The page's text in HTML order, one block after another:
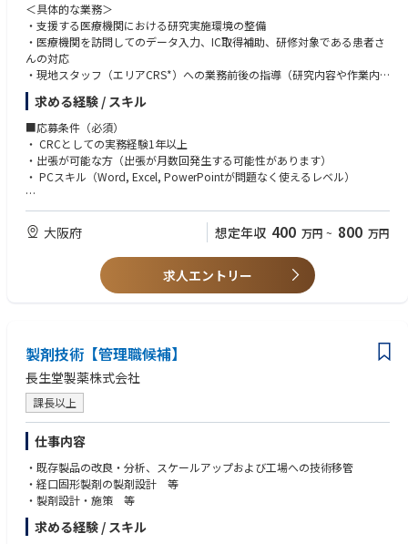
＜具体的な業務＞
・支援する医療機関における研究実施環境の整備
・医療機関を訪問してのデータ入力、IC取得補助、研修対象である患者さ
んの対応
・現地スタッフ（エリアCRS*）への業務前後の指導（研究内容や作業内
容の説明、質問への回答など）および業務マネジメント
・クライアント対応窓口
・担当プロジェクトの進捗管理
・経験に応じてPLとして担当プロジェクトの進捗管理
*エリアCRS：担当業務と担当地域を特定したCRCスタッフです。看護師や
薬剤師等の医療従事者の方が多く、20代の方から定年退職された60代の方
おいて、データ入力業務や、同意説明補助業務、研究対象者対応業務など
を担っていただきます。エリアCRSのマネジメント・指導し、施設支援を
責任もって推進していただくことにも対応頂きたいと思います。
求める経験 / スキル
■応募条件（必須）
・ CRCとしての実務経験1年以上
・出張が可能な方（出張が月数回発生する可能性があります）
・ PCスキル（Word, Excel, PowerPointが問題なく使えるレベル）
■応募条件（尚可）
・ 組織でのリーダー、マネージャーとしての経験
・ 標準業務手順書作成、設置、業務マニュアルなど各種業務文書、施設・
組織インフラの企画・運営経験
・ 新人CRCのトレーニングプログラムの企画、講師経験
・人にものを教えたり伝えたりするのが好き/得意な方
・状況に応じた柔軟な対応力
・責任感をもって取り組む姿勢
・論理的に考える力
大阪府 想定年収 400 万円 ~ 800 万円
求人エントリー
製剤技術【管理職候補】
長生堂製薬株式会社
課長以上
仕事内容
・既存製品の改良・分析、スケールアップおよび工場への技術移管
・経口固形製剤の製剤設計 等
・製剤設計・施策 等
求める経験 / スキル